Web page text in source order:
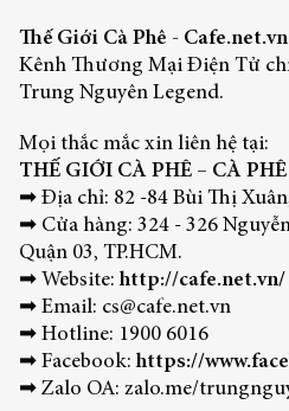
Thế Giới Cà Phê - Cafe.net.vn
Kênh Thương Mại Điện Tử
Trung Nguyên Legend.
Mọi thắc mắc xin liên hệ tại:
THẾ GIỚI CÀ PHÊ – CÀ
➡ Địa chỉ: 82 -84 Bùi Thị
➡ Cửa hàng: 324 - 326
Quận 03, TP.HCM.
➡ Website:http://cafe.net.vn/
➡ Email: cs@cafe.net.vn
➡ Hotline: 1900 6016
➡ Facebook:https://
➡ Zalo OA: zalo.me/